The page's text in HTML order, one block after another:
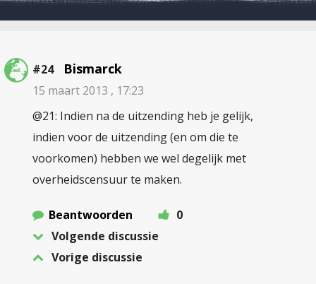
#24 Bismarck
15 maart 2013 , 17:23
@21: Indien na de uitzending heb je gelijk,
indien voor de uitzending (en om die te
voorkomen) hebben we wel degelijk met
overheidscensuur te maken.
Beantwoorden
0
Volgende discussie
Vorige discussie